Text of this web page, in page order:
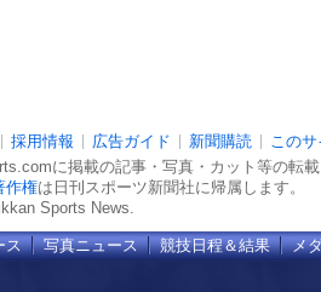
採用情報 広告ガイド 新聞購読
この
に掲載の記事・写真・カット等の転
作権は日刊スポーツ新聞社に帰属します。
Sports News.
ス 写真ニュース 競技日程＆結果 メ